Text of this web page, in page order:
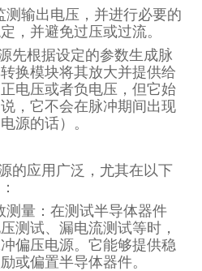
测输出电压，并进行必要的
，并避免过压或过流。
先根据设定的参数生成脉
换模块将其放大并提供给
电压或者负电压，但它始
，它不会在脉冲期间出现
源的话）。
的应用广泛，尤其在以下
测量：在测试半导体器件
测试、漏电流测试等时，
偏压电源。它能够提供稳
或偏置半导体器件。